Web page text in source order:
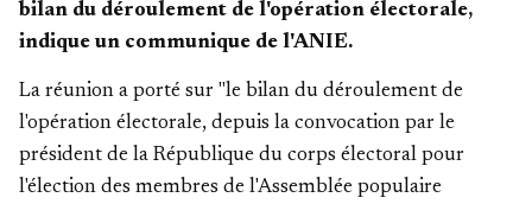
bilan du déroulement de l'opération électorale,
indique un communique de l'ANIE.
La réunion a porté sur "le bilan du déroulement de
l'opération électorale, depuis la convocation par le
président de la République du corps électoral pour
l'élection des membres de l'Assemblée populaire